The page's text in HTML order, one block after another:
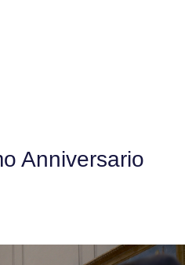
Anniversario